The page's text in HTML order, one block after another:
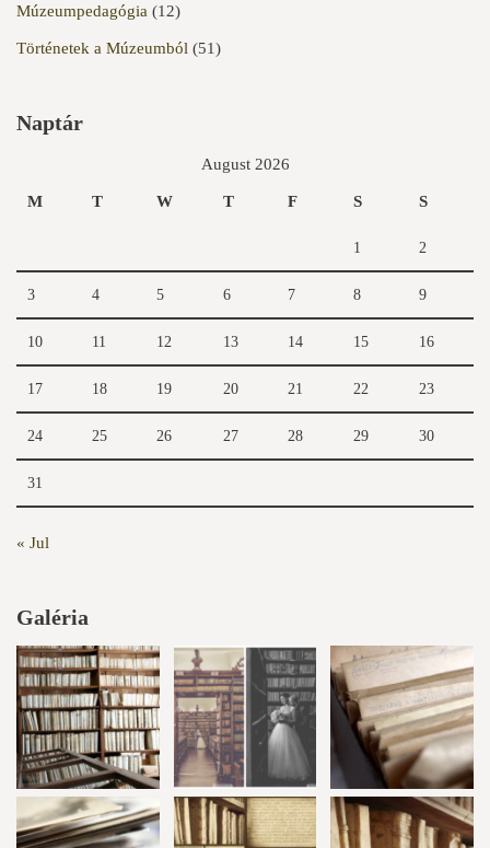
Múzeumpedagógia (12)
Történetek a Múzeumból (51)
Naptár
August 2026
M T W T F S S
1 2
3 4 5 6 7 8 9
10 11 12 13 14 15 16
17 18 19 20 21 22 23
24 25 26 27 28 29 30
31
« Jul
Galéria